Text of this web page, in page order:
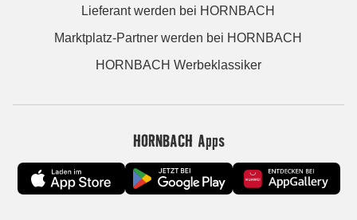
Lieferant werden bei HORNBACH
Marktplatz-Partner werden bei HORNBACH
HORNBACH Werbeklassiker
HORNBACH Apps